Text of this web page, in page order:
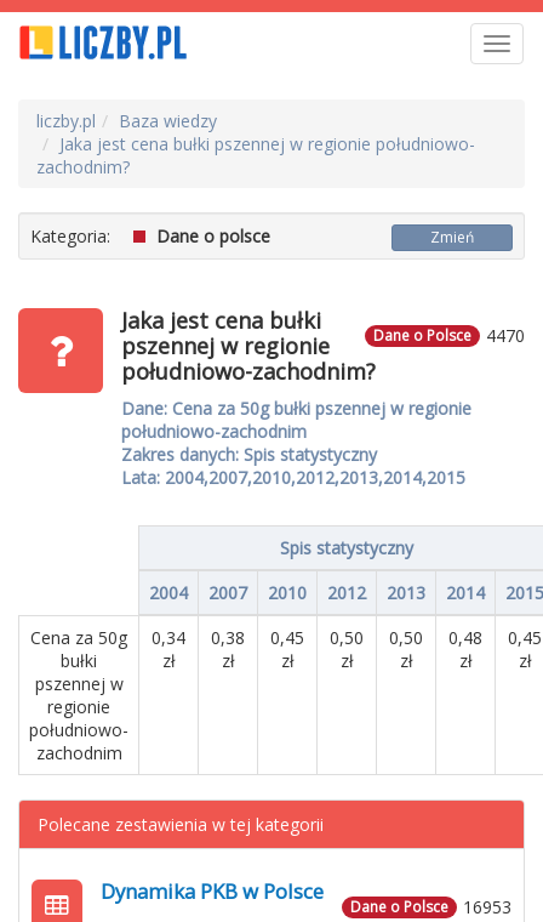
liczby.pl
Baza wiedzy
Jaka jest cena bułki pszennej w regionie południowo-
zachodnim?
Kategoria: Dane o polsce Zmień
4470
Dane o Polsce
Jaka jest cena bułki
pszennej w regionie
południowo-zachodnim?
Dane: Cena za 50g bułki pszennej w regionie
południowo-zachodnim
Zakres danych: Spis statystyczny
Lata: 2004,2007,2010,2012,2013,2014,2015
Spis statystyczny
2004
2007 2010 2012 2013 2014
2015
Cena za 50g
bułki
pszennej w
regionie
południowo-
zachodnim
0,34
zł
0,38
zł
0,45
zł
0,50
zł
0,50
zł
0,48
zł
0,45
zł
Polecane zestawienia w tej kategorii
16953
Dane o Polsce
Dynamika PKB w Polsce